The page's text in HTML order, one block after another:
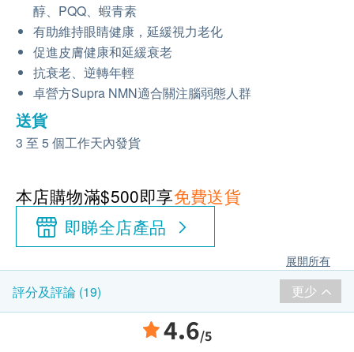
醇、PQQ、蝦青素
有助維持眼睛健康，延緩視力老化
促進皮膚健康和延緩衰老
抗衰老、逆轉年輕
卓營方Supra NMN適合關注腦弱態人群
送貨
3 至 5 個工作天內發貨
本店購物滿$500即享免費送貨
即睇全店產品
展開所有
評分及評論 (19) 更少
4.6/5